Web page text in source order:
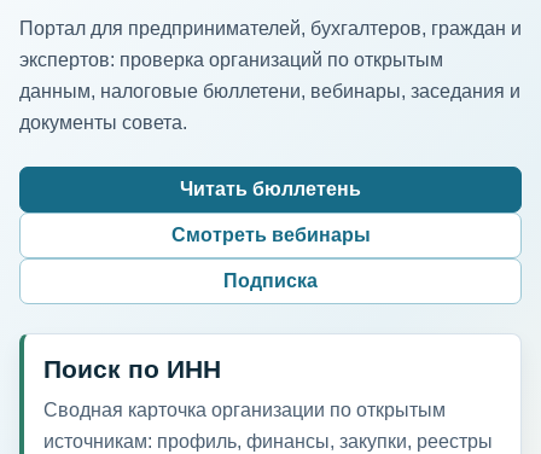
Портал для предпринимателей, бухгалтеров, граждан и
экспертов: проверка организаций по открытым
данным, налоговые бюллетени, вебинары, заседания и
документы совета.
Читать бюллетень
Смотреть вебинары
Подписка
Поиск по ИНН
Сводная карточка организации по открытым
источникам: профиль, финансы, закупки, реестры